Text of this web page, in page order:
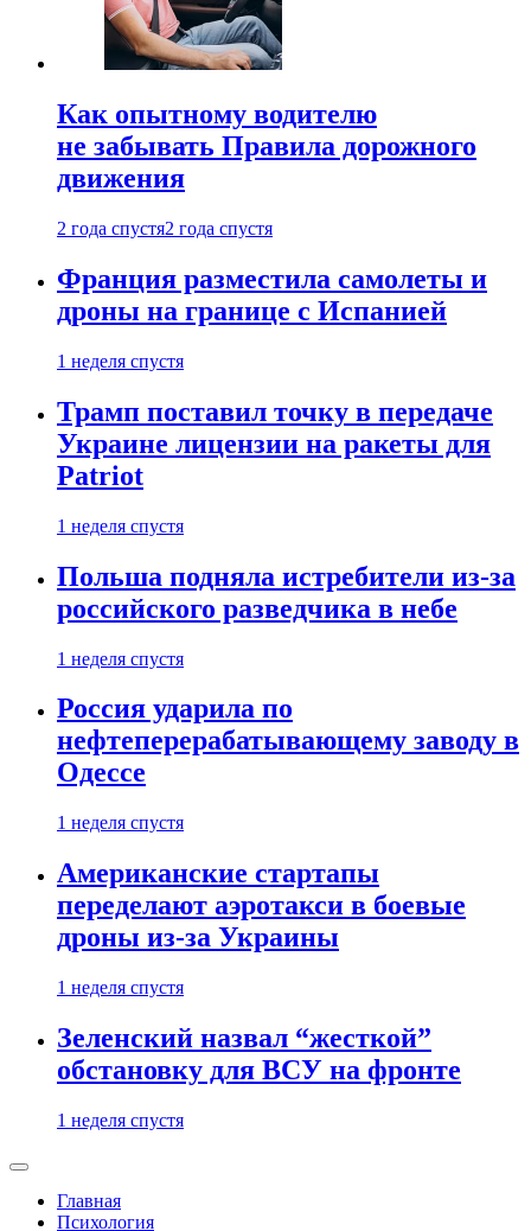
Как опытному водителю
не забывать Правила дорожного
движения
2 года спустя2 года спустя
Франция разместила самолеты и
дроны на границе с Испанией
1 неделя спустя
Трамп поставил точку в передаче
Украине лицензии на ракеты для
Patriot
1 неделя спустя
Польша подняла истребители из-за
российского разведчика в небе
1 неделя спустя
Россия ударила по
нефтеперерабатывающему заводу в
Одессе
1 неделя спустя
Американские стартапы
переделают аэротакси в боевые
дроны из-за Украины
1 неделя спустя
Зеленский назвал “жесткой”
обстановку для ВСУ на фронте
1 неделя спустя
Главная
Психология